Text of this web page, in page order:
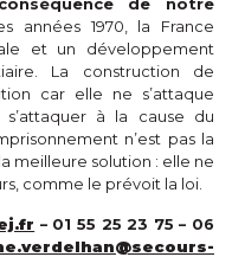
années 1970, la France
et un développement
La construction de
car elle ne s’attaque
s’attaquer à la cause du
n’est pas la
meilleure solution : elle ne
comme le prévoit la loi.
– 01 55 25 23 75 – 06